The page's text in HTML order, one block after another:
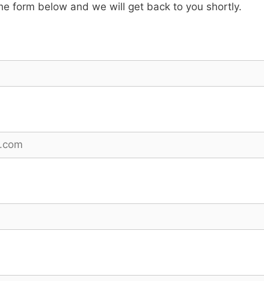
form below and we will get back to you shortly.